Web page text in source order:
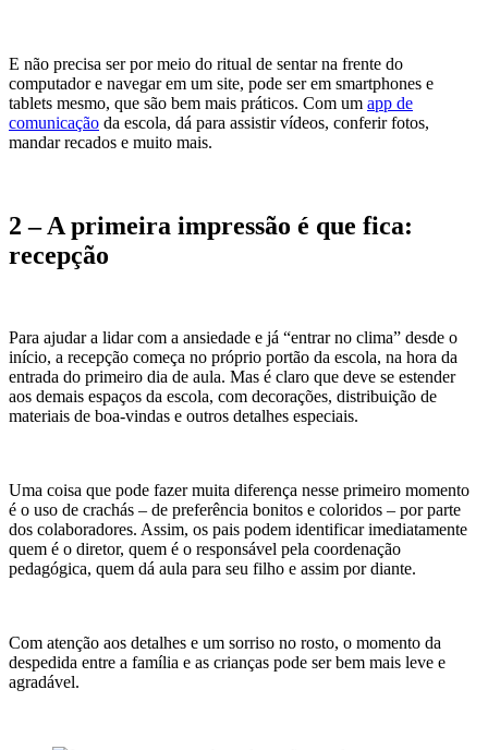
E não precisa ser por meio do ritual de sentar na frente do
computador e navegar em um site, pode ser em smartphones e
tablets mesmo, que são bem mais práticos. Com um app de
comunicação da escola, dá para assistir vídeos, conferir fotos,
mandar recados e muito mais.
2 – A primeira impressão é que fica:
recepção
Para ajudar a lidar com a ansiedade e já “entrar no clima” desde o
início, a recepção começa no próprio portão da escola, na hora da
entrada do primeiro dia de aula. Mas é claro que deve se estender
aos demais espaços da escola, com decorações, distribuição de
materiais de boa-vindas e outros detalhes especiais.
Uma coisa que pode fazer muita diferença nesse primeiro momento
é o uso de crachás – de preferência bonitos e coloridos – por parte
dos colaboradores. Assim, os pais podem identificar imediatamente
quem é o diretor, quem é o responsável pela coordenação
pedagógica, quem dá aula para seu filho e assim por diante.
Com atenção aos detalhes e um sorriso no rosto, o momento da
despedida entre a família e as crianças pode ser bem mais leve e
agradável.